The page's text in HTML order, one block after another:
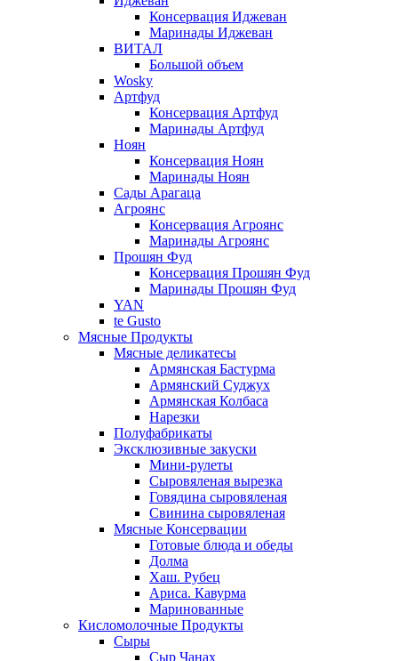
Консервация Иджеван
Маринады Иджеван
ВИТАЛ
Большой объем
Wosky
Артфуд
Консервация Артфуд
Маринады Артфуд
Ноян
Консервация Ноян
Маринады Ноян
Сады Арагаца
Агроянс
Консервация Агроянс
Маринады Агроянс
Прошян Фуд
Консервация Прошян Фуд
Маринады Прошян Фуд
YAN
te Gusto
Мясные Продукты
Мясные деликатесы
Армянская Бастурма
Армянский Суджух
Армянская Колбаса
Нарезки
Полуфабрикаты
Эксклюзивные закуски
Мини-рулеты
Сыровяленая вырезка
Говядина сыровяленая
Свинина сыровяленая
Мясные Консервации
Готовые блюда и обеды
Долма
Хаш. Рубец
Ариса. Кавурма
Маринованные
Кисломолочные Продукты
Сыры
Сыр Чанах